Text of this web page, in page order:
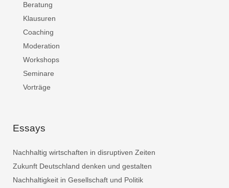
Beratung
Klausuren
Coaching
Moderation
Workshops
Seminare
Vorträge
Essays
Nachhaltig wirtschaften in disruptiven Zeiten
Zukunft Deutschland denken und gestalten
Nachhaltigkeit in Gesellschaft und Politik